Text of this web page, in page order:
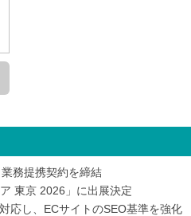
務提携契約を締結
東京 2026」に出展決定
応し、ECサイトのSEO基準を強化